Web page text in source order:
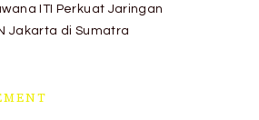
ITI Perkuat Jaringan
Jakarta di Sumatra